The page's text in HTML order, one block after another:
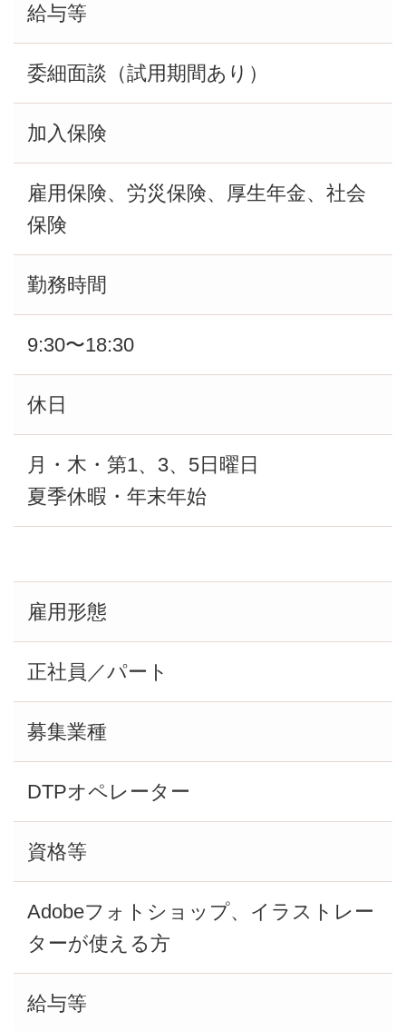
給与等
委細面談（試用期間あり）
加入保険
雇用保険、労災保険、厚生年金、社会
保険
勤務時間
9:30〜18:30
休日
月・木・第1、3、5日曜日
夏季休暇・年末年始
雇用形態
正社員／パート
募集業種
DTPオペレーター
資格等
Adobeフォトショップ、イラストレー
ターが使える方
給与等